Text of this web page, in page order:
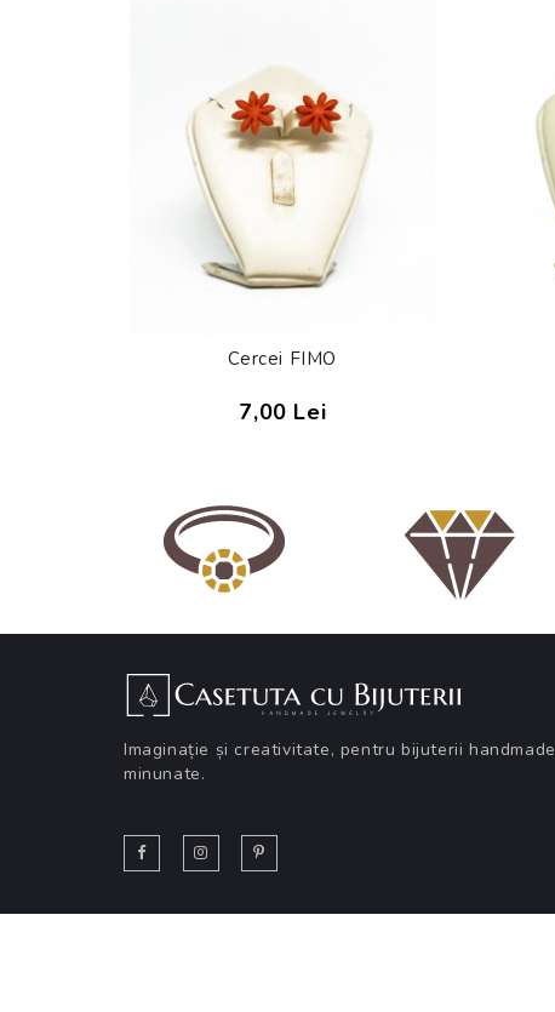
Cercei FIMO
7,00 Lei
Imaginație și creativitate, pentru bijuterii handmade
minunate.